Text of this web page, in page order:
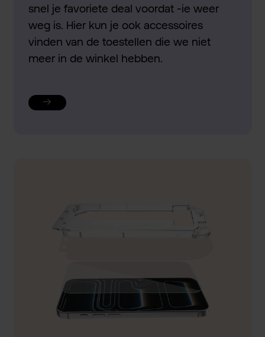
snel je favoriete deal voordat -ie weer
weg is. Hier kun je ook accessoires
vinden van de toestellen die we niet
meer in de winkel hebben.